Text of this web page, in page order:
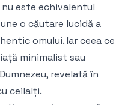
este echivalentul
o căutare lucidă a
omului. Iar ceea ce
minimalist sau
revelată în
ceilalți.